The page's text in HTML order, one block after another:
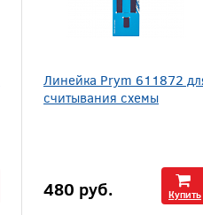
Линейка Prym 611872
считывания схемы
480 руб. Купить